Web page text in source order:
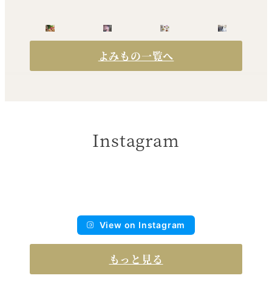
よみもの一覧へ
Instagram
View on Instagram
もっと見る